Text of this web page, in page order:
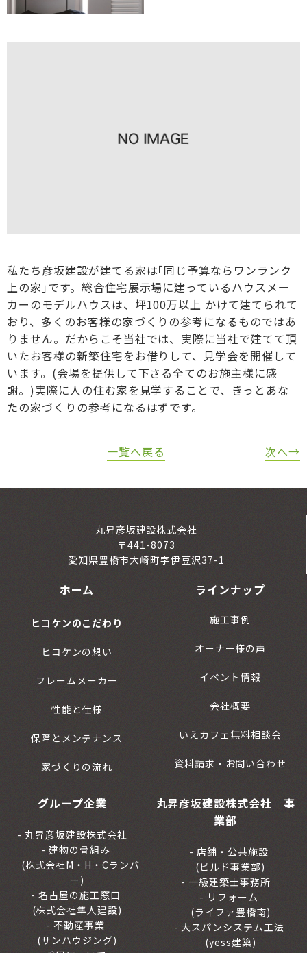
私たち彦坂建設が建てる家は｢同じ予算ならワンランク
上の家｣です。総合住宅展示場に建っているハウスメー
カーのモデルハウスは、坪100万以上 かけて建てられて
おり、多くのお客様の家づくりの参考になるものではあ
りません。だからこそ当社では、実際に当社で建てて頂
いたお客様の新築住宅をお借りして、見学会を開催して
います。(会場を提供して下さる全てのお施主様に感
謝。)実際に人の住む家を見学することで、きっとあな
たの家づくりの参考になるはずです。
一覧へ戻る 次へ→
丸昇彦坂建設株式会社
〒441-8073
愛知県豊橋市大崎町字伊豆沢37-1
ホーム
ヒコケンのこだわり
ヒコケンの想い
フレームメーカー
性能と仕様
保障とメンテナンス
家づくりの流れ
ラインナップ
施工事例
オーナー様の声
イベント情報
会社概要
いえカフェ無料相談会
資料請求・お問い合わせ
グループ企業
丸昇彦坂建設株式会社
建物の骨組み
(株式会社M・H・Cランバ
ー)
名古屋の施工窓口
(株式会社隼人建設)
不動産事業
(サンハウジング)
丸昇彦坂建設株式会社 事
業部
店舗・公共施設
(ビルド事業部)
一級建築士事務所
リフォーム
(ライファ豊橋南)
大スパンシステム工法
(yess建築)